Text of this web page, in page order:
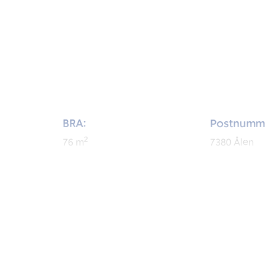
BRA:
76 m2 7380 Ålen